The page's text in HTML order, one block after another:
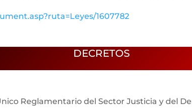
1607782
DECRETOS
Reglamentario del Sector Justicia y del